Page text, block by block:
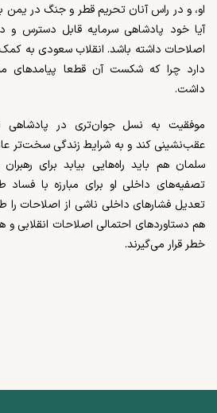
او، و در راس آنان تحریم قطر و جنگ در یمن
آیا خود پادشاهی سرمایه قابل دسترس و
اصلاحات داشته باشد. انقلاب سعودی به
دارد چرا که شکست آن قطعا پیامدهای
داشت.
موفقیت به نسل جوان‌تری در پادشاهی
عقب‌نشینی کند و به شرایط زندگی سخت‌تر
سلمان هم باید راه‌هایی بیابد برای
تصفیه‌های داخلی او برای مبارزه با
تعدیل فشارهای داخلی ناشی از اصلاحات را
هم دستاوردهای احتمالی اصلاحات انقلابی
خطر قرار می‌گیرند.